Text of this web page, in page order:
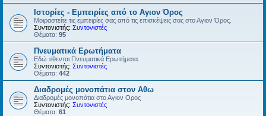
Ιστορίες - Εμπειρίες από το Αγιον Όρος
Μοιραστείτε τις εμπειρίες σας από τις επισκέψεις σας στο Αγιον Όρος.
Συντονιστής: Συντονιστές
Θέματα: 95
Πνευματικά Ερωτήματα
Εδώ τίθενται Πνευματικά Ερωτήματα.
Συντονιστής: Συντονιστές
Θέματα: 442
Διαδρομές μονοπάτια στον Αθω
Διαδρομές μονοπάτια στο Αγιον Ορος
Συντονιστής: Συντονιστές
Θέματα: 61